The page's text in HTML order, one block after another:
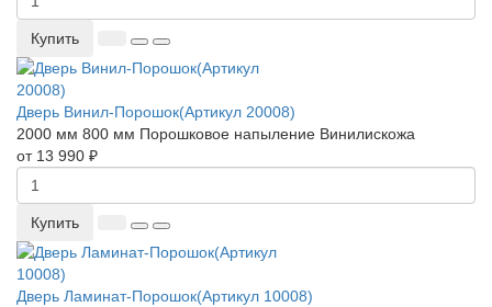
Купить
Дверь Винил-Порошок(Артикул 20008)
2000 мм 800 мм Порошковое напыление Винилискожа
от 13 990 ₽
Купить
Дверь Ламинат-Порошок(Артикул 10008)